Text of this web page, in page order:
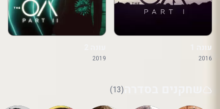
עונה 1
2016
2019
(13)